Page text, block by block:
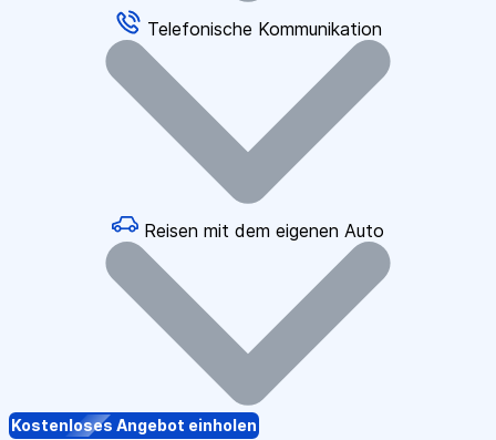
Telefonische Kommunikation
Reisen mit dem eigenen Auto
Kostenloses Angebot einholen